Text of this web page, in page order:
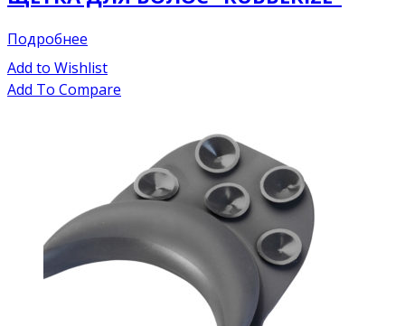
Подробнее
Add to Wishlist
Add To Compare